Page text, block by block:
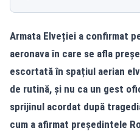
Armata Elveției a confirmat
aeronava în care se afla
escortată în spațiul aerian
de rutină, și nu ca un gest
sprijinul acordat după
cum a afirmat președintele